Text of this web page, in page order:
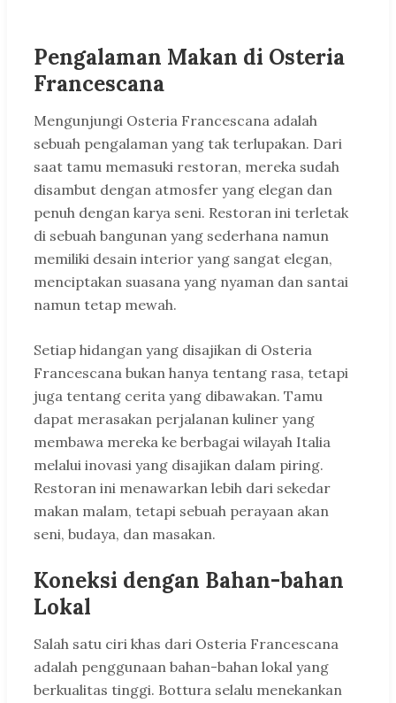
Pengalaman Makan di Osteria
Francescana
Mengunjungi Osteria Francescana adalah
sebuah pengalaman yang tak terlupakan. Dari
saat tamu memasuki restoran, mereka sudah
disambut dengan atmosfer yang elegan dan
penuh dengan karya seni. Restoran ini terletak
di sebuah bangunan yang sederhana namun
memiliki desain interior yang sangat elegan,
menciptakan suasana yang nyaman dan santai
namun tetap mewah.
Setiap hidangan yang disajikan di Osteria
Francescana bukan hanya tentang rasa, tetapi
juga tentang cerita yang dibawakan. Tamu
dapat merasakan perjalanan kuliner yang
membawa mereka ke berbagai wilayah Italia
melalui inovasi yang disajikan dalam piring.
Restoran ini menawarkan lebih dari sekedar
makan malam, tetapi sebuah perayaan akan
seni, budaya, dan masakan.
Koneksi dengan Bahan-bahan
Lokal
Salah satu ciri khas dari Osteria Francescana
adalah penggunaan bahan-bahan lokal yang
berkualitas tinggi. Bottura selalu menekankan